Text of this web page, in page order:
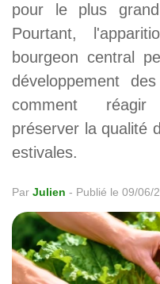
pour le plus
Pourtant,
bourgeon central
développement
comment réagir
préserver la qualité
estivales.
Par Julien - Publié le 09/06/